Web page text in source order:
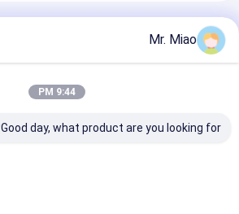
المنتجات الموصى بها
Mr. Miao
9:44 PM
Good day, what product are you looking for?